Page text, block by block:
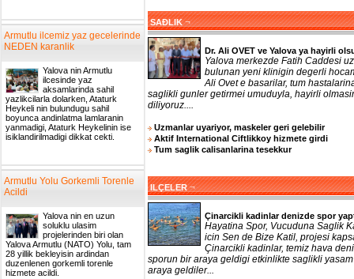
Armutlu ilcemiz yaz gecelerinde
NEDEN karanlik
Yalova nin Armutlu
ilcesinde yaz
aksamlarinda sahil
yazlikcilarla dolarken, Ataturk
Heykeli nin bulundugu sahil
boyunca andinlatma lamlaranin
yanmadigi, Ataturk Heykelinin ise
isiklandirilmadigi dikkat cekti.
Armutlu Yolu Gorkemli Torenle
Acildi
Yalova nin en uzun
soluklu ulasim
projelerinden biri olan
Yalova Armutlu (NATO) Yolu, tam
28 yillik bekleyisin ardindan
duzenlenen gorkemli torenle
hizmete acildi.
SAĐLIK ¬
Dr. Ali OVET ve Yalova ya hayirli
Yalova merkezde Fatih Caddesi
bulunan yeni klinigin degerli
Ali Ovet e basarilar, tum
saglikli gunler getirmei umuduyla, hayirli
diliyoruz....
Uzmanlar uyariyor, maskeler geri gelebilir
Aktif International Ciftlikkoy hizmete girdi
Tum saglik calisanlarina tesekkur
ILÇELER ¬
Çinarcikli kadinlar denizde spor
Hayatina Spor, Vucuduna Saglik
icin Sen de Bize Katil, projesi
Çinarcikli kadinlar, temiz hava
sporun bir araya geldigi etkinlikte saglikli
araya geldiler...